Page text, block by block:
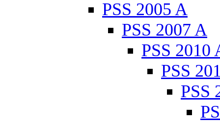
PSS 2005 A
PSS 2007 A
PSS 2010
PSS
PSS